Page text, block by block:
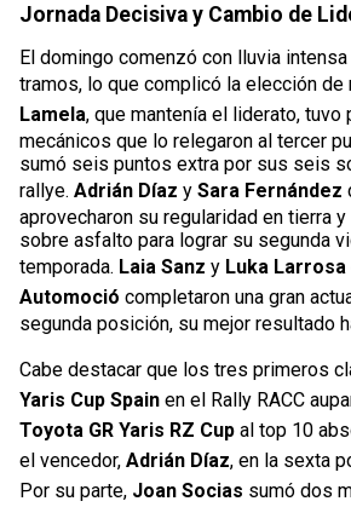
Jornada Decisiva y Cambio de
El domingo comenzó con lluvia
tramos, lo que complicó la elección de
Lamela, que mantenía el liderato, tuvo
mecánicos que lo relegaron al tercer
sumó seis puntos extra por sus seis
rallye. Adrián Díaz y Sara Fernández
aprovecharon su regularidad en tierra
sobre asfalto para lograr su segunda
temporada. Laia Sanz y Luka Larrosa
Automoció completaron una gran
segunda posición, su mejor resultado
Cabe destacar que los tres primeros
Yaris Cup Spain en el Rally RACC
Toyota GR Yaris RZ Cup al top 10
el vencedor, Adrián Díaz, en la sexta
Por su parte, Joan Socias sumó dos